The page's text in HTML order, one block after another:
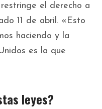
el derecho a
11 de abril. «Esto
haciendo y la
es la que
leyes?